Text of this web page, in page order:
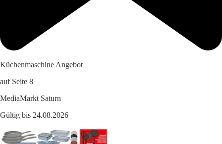
Küchenmaschine Angebot
auf Seite 8
MediaMarkt Saturn
Gültig bis 24.08.2026